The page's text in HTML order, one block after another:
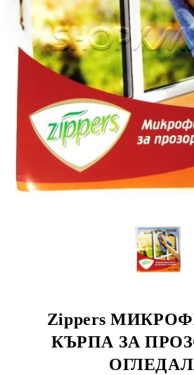
Zippers
КЪРПА ЗА